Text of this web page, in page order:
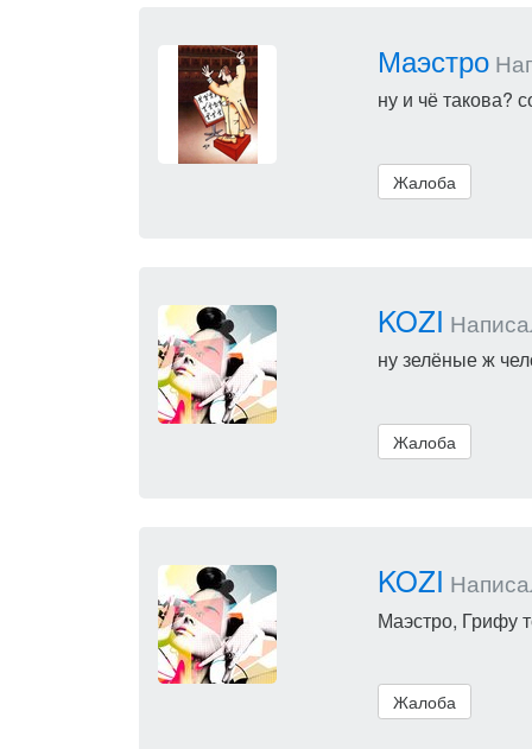
Маэстро
ну и чё такова?
Жалоба
KOZI
ну зелёные ж
Жалоба
KOZI
Маэстро, Грифу
Жалоба